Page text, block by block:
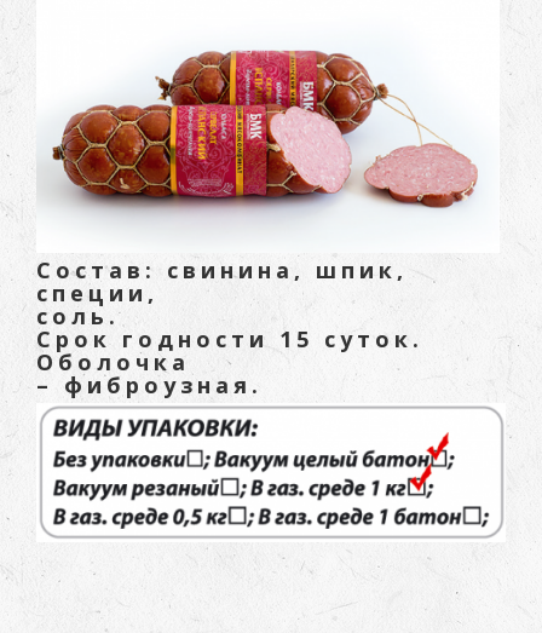
Состав: свинина, шпик,
специи,
соль.
Срок годности 15 суток.
Оболочка
– фиброузная.